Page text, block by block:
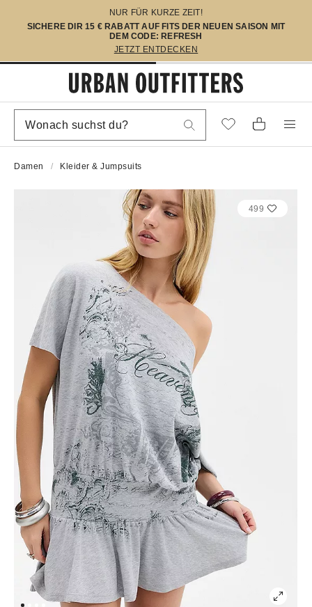
NUR FÜR KURZE ZEIT!
SICHERE DIR 15 € RABATT AUF FITS DER NEUEN SAISON MIT
DEM CODE: REFRESH
JETZT ENTDECKEN
Damen Kleider & Jumpsuits
499